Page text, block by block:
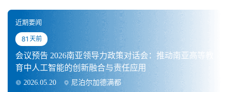
近期要闻
81 天前
会议预告 2026南亚领导力政策对话会：推动南亚高等教
育中人工智能的创新融合与责任应用
2026.05.20 尼泊尔加德满都